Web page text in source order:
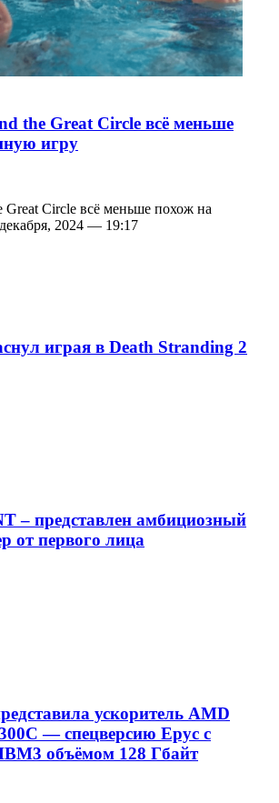
the Great Circle всё меньше
игру
Great Circle всё меньше похож на
2024 — 19:17
играя в Death Stranding 2
– представлен амбициозный
от первого лица
ускоритель AMD
— спецверсию Epyc с
объёмом 128 Гбайт